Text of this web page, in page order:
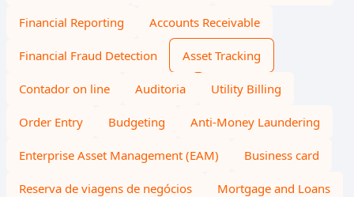
Financial Reporting Accounts Receivable
Financial Fraud Detection Asset Tracking
Contador on line Auditoria Utility Billing
Order Entry Budgeting Anti-Money Laundering
Enterprise Asset Management (EAM) Business card
Reserva de viagens de negócios Mortgage and Loans